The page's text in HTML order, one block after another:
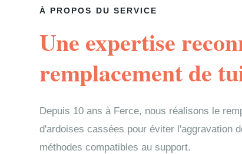
À PROPOS DU SERVICE
Une expertise
remplacement de
Depuis 10 ans à Ferce, nous réalisons le
d'ardoises cassées pour éviter l'aggravation
méthodes compatibles au support.